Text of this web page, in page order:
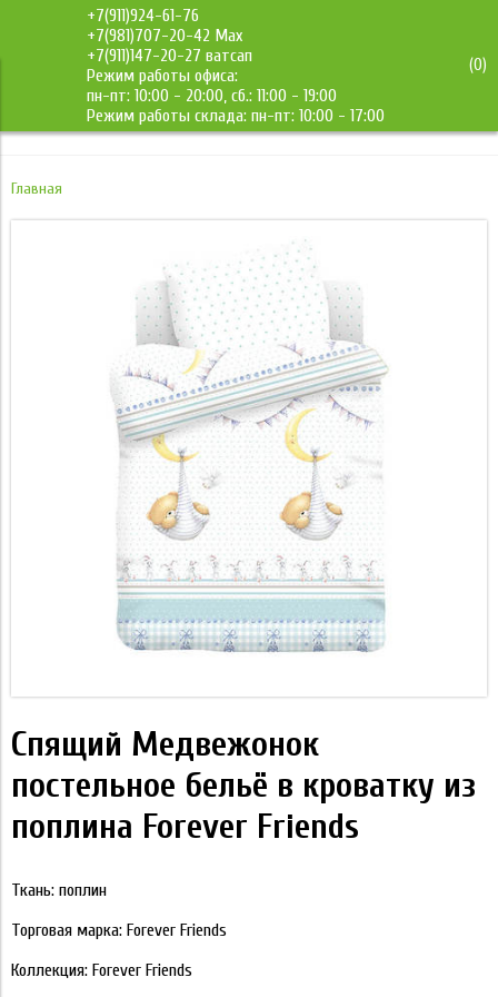
+7(911)924-61-76
+7(981)707-20-42 Max
+7(911)147-20-27 ватсап
Режим работы офиса:
пн-пт: 10:00 - 20:00, сб.: 11:00 - 19:00
Режим работы склада: пн-пт: 10:00 - 17:00
(0)
ДМС-Мебель
Главная
Спящий Медвежонок
постельное бельё в кроватку из
поплина Forever Friends
Ткань: поплин
Торговая марка: Forever Friends
Коллекция: Forever Friends